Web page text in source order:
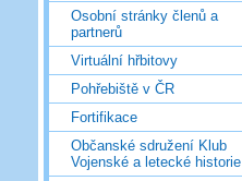
Osobní stránky členů a
partnerů
Virtuální hřbitovy
Pohřebiště v ČR
Fortifikace
Občanské sdružení Klub
Vojenské a letecké historie